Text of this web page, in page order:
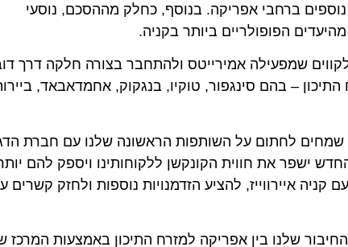
ברחבי אפריקה. בנוסף, כחלק מההסכם, נוסעי
הפופולריים ביותר בקניה.
שמפעילה אמירייטס ולהתחבר בצורה חלקה דרך דובאי
– בהם סינגפור, טוקיו, בנגקוק, אחמדאבאד, ביירות,
לחתום על השותפות הראשונה שלנו עם חברת הדגל
את חווית הקונקשן ללקוחותינו ויספק להם יותר
להציע הזדמנויות נוספות ולחזק קשרים עם
שלנו בין אפריקה למזרח התיכון באמצעות המרכז של